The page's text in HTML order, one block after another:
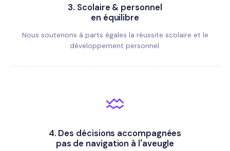
3. Scolaire & personnel
en équilibre
Nous soutenons à parts égales la réussite scolaire et le
développement personnel.
4. Des décisions accompagnées
pas de navigation à l'aveugle